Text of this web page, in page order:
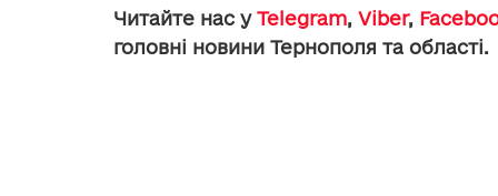
Читайте нас у Telegram, Viber,
головні новини Тернополя та області.